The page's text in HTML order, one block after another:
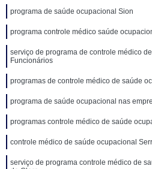
programa de saúde ocupacional Sion
programa controle médico saúde
serviço de programa de controle médico
Funcionários
programas de controle médico de saúde
programa de saúde ocupacional nas
programas controle médico de saúde
controle médico de saúde ocupacional
serviço de programa controle médico de